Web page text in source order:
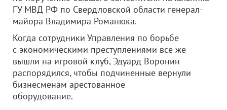
ГУ МВД РФ по Свердловской области генерал-
майора Владимира Романюка.
Когда сотрудники Управления по борьбе
с экономическими преступлениями все же
вышли на игровой клуб, Эдуард Воронин
распорядился, чтобы подчиненные вернули
бизнесменам арестованное
оборудование.